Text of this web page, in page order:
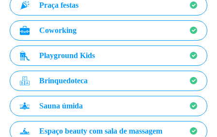
Praça festas
Coworking
Playground Kids
Brinquedoteca
Sauna úmida
Espaço beauty com sala de massagem